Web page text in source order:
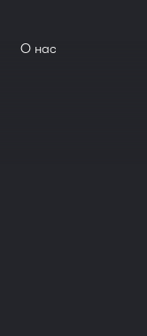
О нас